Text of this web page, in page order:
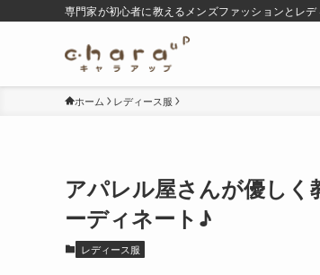
専門家が初心者に教えるメンズファッションとレ
ホーム レディース服
アパレル屋さんが優し
ーディネート♪
レディース服